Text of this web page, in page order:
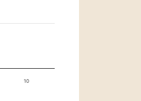
10